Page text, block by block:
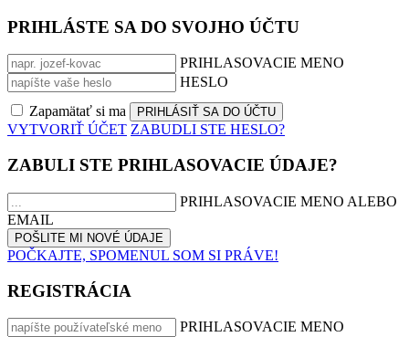
PRIHLÁSTE SA DO SVOJHO ÚČTU
PRIHLASOVACIE MENO
HESLO
Zapamätať si ma
VYTVORIŤ ÚČET ZABUDLI STE HESLO?
ZABULI STE PRIHLASOVACIE ÚDAJE?
PRIHLASOVACIE MENO ALEBO
EMAIL
POČKAJTE, SPOMENUL SOM SI PRÁVE!
REGISTRÁCIA
PRIHLASOVACIE MENO